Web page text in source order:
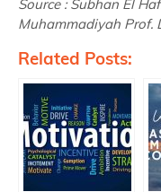
Source : Subhan El
Muhammadiyah Prof.
Related Posts: